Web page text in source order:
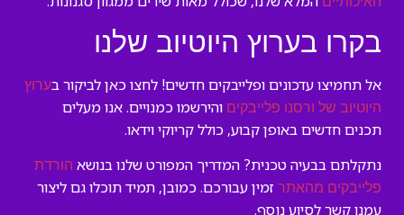
בקרו בערוץ היוטיוב שלנו
אל תחמיצו עדכונים ופלייבקים חדשים! לחצו כאן לביקור בערוץ
היוטיוב של ורסנו פלייבקים והירשמו כמנויים. אנו מעלים
תכנים חדשים באופן קבוע, כולל קריוקי וידאו.
נתקלתם בבעיה טכנית? המדריך המפורט שלנו בנושא הורדת
פלייבקים מהאתר זמין עבורכם. כמובן, תמיד תוכלו גם ליצור
עמנו קשר לסיוע נוסף.